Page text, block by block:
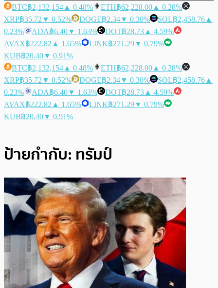
BTC฿2,132,154 ▲ 0.48% ETH฿62,228.00 ▲ 0.28%
XRP฿35.72 ▼ 0.52% DOGE฿2.34▼ 0.30% SOL฿2,458.76 ▲
0.23%
ADA฿6.40▼ 1.63% DOT฿28.73 ▲ 4.59%
AVAX฿222.82 ▲ 1.65% LINK฿271.29▼ 0.79%
KUB฿20.40▼ 0.91%
BTC฿2,132,154 ▲ 0.48% ETH฿62,228.00 ▲ 0.28%
XRP฿35.72 ▼ 0.52% DOGE฿2.34▼ 0.30% SOL฿2,458.76 ▲
0.23%
ADA฿6.40▼ 1.63% DOT฿28.73 ▲ 4.59%
AVAX฿222.82 ▲ 1.65% LINK฿271.29▼ 0.79%
KUB฿20.40▼ 0.91%
ป้ายกำกับ: ทรัมป์